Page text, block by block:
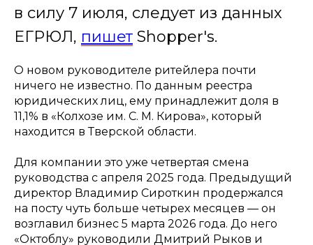
в силу 7 июля, следует из данных
ЕГРЮЛ, пишет Shopper's.
О новом руководителе ритейлера почти
ничего не известно. По данным реестра
юридических лиц, ему принадлежит доля в
11,1% в «Колхозе им. С. М. Кирова», который
находится в Тверской области.
Для компании это уже четвертая смена
руководства с апреля 2025 года. Предыдущий
директор Владимир Сироткин продержался
на посту чуть больше четырех месяцев — он
возглавил бизнес 5 марта 2026 года. До него
«Октоблу» руководили Дмитрий Рыков и